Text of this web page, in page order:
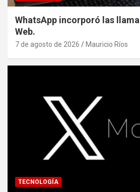
WhatsApp incorporó las
Web.
7 de agosto de 2026 Mauricio Ríos
TECNOLOGÍA